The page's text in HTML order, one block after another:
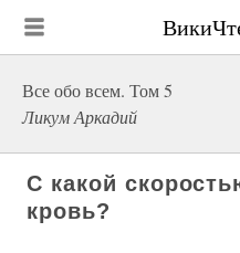
Все обо всем. Том 5
Ликум Аркадий
С какой
кровь?